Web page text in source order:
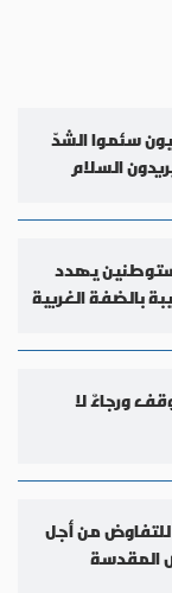
سئموا الشدّ
السلام
يهدد
بالضفة الغربية
ورجاءٌ لا
للتفاوض من أجل
المقدسة